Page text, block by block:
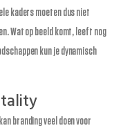
kaders moeten dus niet
Wat op beeld komt, leeft nog
kun je dynamisch
branding veel doen voor